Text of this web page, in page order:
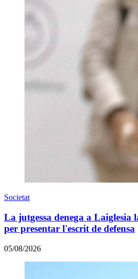
Societat
La jutgessa denega a Laiglesia
per presentar l'escrit de defensa
05/08/2026